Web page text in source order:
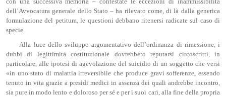
con una successiva memoria – contestate le eccezioni di inammissibilità
dell’Avvocatura generale dello Stato – ha rilevato come, di là dalla generica
formulazione del petitum, le questioni debbano ritenersi radicate sul caso di
specie.
Alla luce dello sviluppo argomentativo dell’ordinanza di rimessione, i
dubbi di legittimità costituzionale dovrebbero reputarsi circoscritti, in
particolare, alle ipotesi di agevolazione del suicidio di un soggetto che versi
«in uno stato di malattia irreversibile che produce gravi sofferenze, essendo
tenuto in vita grazie a presidi medici in assenza dei quali andrebbe incontro,
sia pure in modo lento e doloroso per sé e per i suoi cari, alla fine della propria